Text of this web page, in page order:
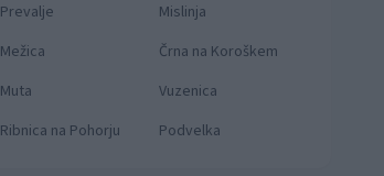
Prevalje
Mislinja
Mežica
Črna na Koroškem
Muta
Vuzenica
Ribnica na Pohorju
Podvelka